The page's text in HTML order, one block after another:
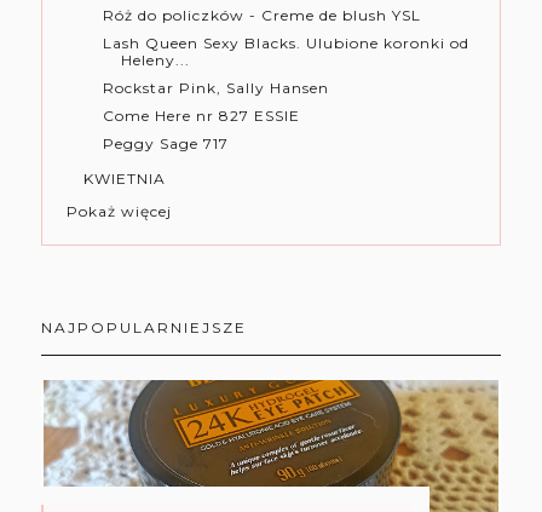
Róż do policzków - Creme de blush YSL
Lash Queen Sexy Blacks. Ulubione koronki od
Heleny...
Rockstar Pink, Sally Hansen
Come Here nr 827 ESSIE
Peggy Sage 717
KWIETNIA
Pokaż więcej
NAJPOPULARNIEJSZE